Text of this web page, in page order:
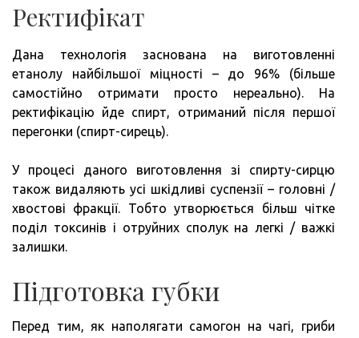
Ректифікат
Дана технологія заснована на виготовленні
етанолу найбільшої міцності – до 96% (більше
самостійно отримати просто нереально). На
ректифікацію йде спирт, отриманий після першої
перегонки (спирт-сирець).
У процесі даного виготовлення зі спирту-сирцю
також видаляють усі шкідливі суспензії – головні /
хвостові фракції. Тобто утворюється більш чітке
поділ токсинів і отруйних сполук на легкі / важкі
залишки.
Підготовка губки
Перед тим, як наполягати самогон на чагі, гриби